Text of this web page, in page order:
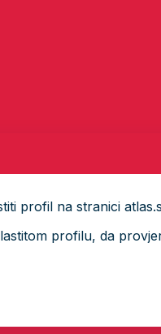
profil na stranici
profilu, da